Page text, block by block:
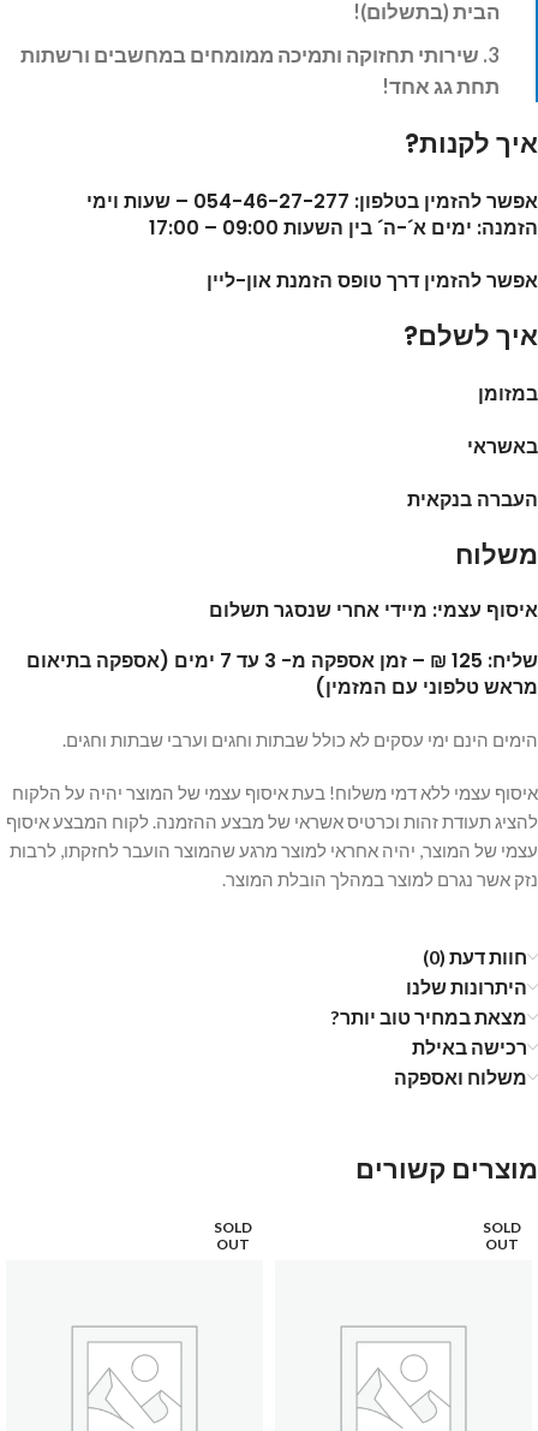
הבית (בתשלום)!
3. שירותי תחזוקה ותמיכה ממומחים במחשבים ורשתות
תחת גג אחד!
איך לקנות?
אפשר להזמין בטלפון: 054-46-27-277 – שעות וימי
הזמנה: ימים א´-ה´ בין השעות 09:00 – 17:00
אפשר להזמין דרך טופס הזמנת און-ליין
איך לשלם?
במזומן
באשראי
העברה בנקאית
משלוח
איסוף עצמי: מיידי אחרי שנסגר תשלום
שליח: 125 ₪ – זמן אספקה מ- 3 עד 7 ימים (אספקה בתיאום
מראש טלפוני עם המזמין)
הימים הינם ימי עסקים לא כולל שבתות וחגים וערבי שבתות וחגים.
איסוף עצמי ללא דמי משלוח! בעת איסוף עצמי של המוצר יהיה על הלקוח
להציג תעודת זהות וכרטיס אשראי של מבצע ההזמנה. לקוח המבצע איסוף
עצמי של המוצר, יהיה אחראי למוצר מרגע שהמוצר הועבר לחזקתו, לרבות
נזק אשר נגרם למוצר במהלך הובלת המוצר.
חוות דעת (0)
היתרונות שלנו
מצאת במחיר טוב יותר?
רכישה באילת
משלוח ואספקה
מוצרים קשורים
SOLD
OUT
SOLD
OUT